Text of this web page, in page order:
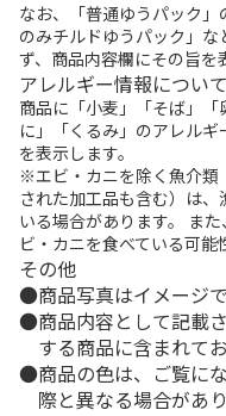
なお、「普通ゆうパック
のみチルドゆうパック」
ず、商品内容欄にその旨を
アレルギー情報について
商品に「小麦」「そば」
に」「くるみ」のアレル
を表示します。
※エビ・カニを除く魚介類
された加工品も含む）は
いる場合があります。 ま
ビ・カニを食べている可能
その他
商品写真はイメージで
商品内容として記載
する商品に含まれて
商品の色は、ご覧に
際と異なる場合があり